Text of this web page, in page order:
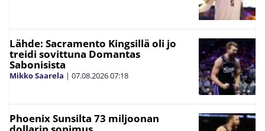
Lähde: Sacramento Kingsillä oli jo
treidi sovittuna Domantas
Sabonisista
Mikko Saarela | 07.08.202607:18
Phoenix Sunsilta 73 miljoonan